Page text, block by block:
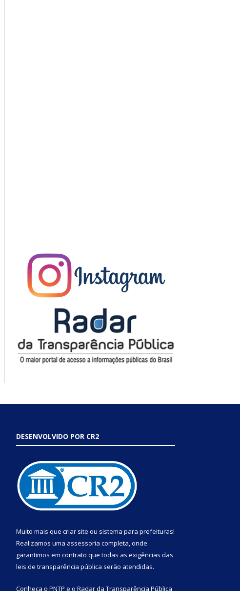
DESENVOLVIDO POR CR2
Muito mais que criar site ou sistema para prefeituras!
Realizamos uma assessoria completa, onde
garantimos em contrato que todas as exigências das
leis de transparência pública serão atendidas.
Conheça o PNTP e o Radar da Transparência Pública